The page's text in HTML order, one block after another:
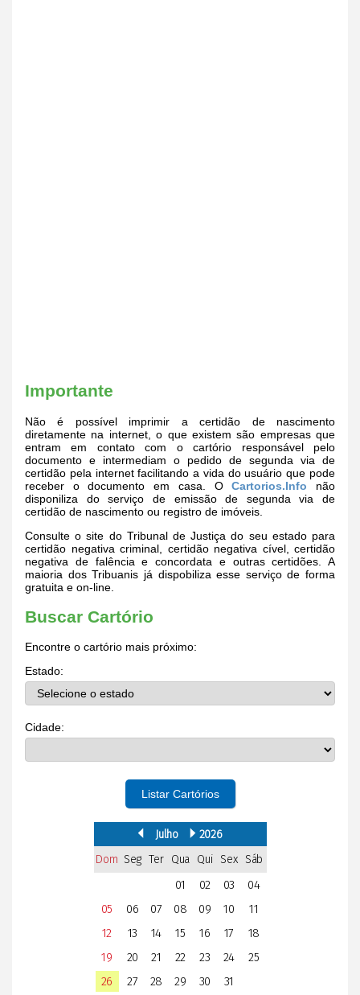
Importante
Não é possível imprimir a certidão de nascimento
diretamente na internet, o que existem são empresas que
entram em contato com o cartório responsável pelo
documento e intermediam o pedido de segunda via de
certidão pela internet facilitando a vida do usuário que pode
receber o documento em casa. OCartorios.Info não
disponiliza do serviço de emissão de segunda via de
certidão de nascimento ou registro de imóveis.
Consulte o site do Tribunal de Justiça do seu estado para
certidão negativa criminal, certidão negativa cível, certidão
negativa de falência e concordata e outras certidões. A
maioria dos Tribuanis já dispobiliza esse serviço de forma
gratuita e on-line.
Buscar Cartório
Encontre o cartório mais próximo:
Estado:
Cidade:
Listar Cartórios